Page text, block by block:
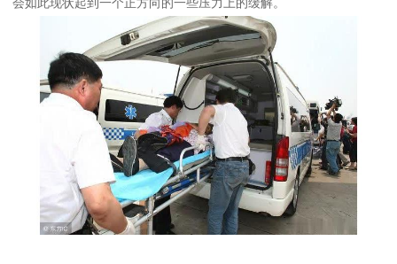
会如此现状起到一个正方向的一些压力上的缓解。